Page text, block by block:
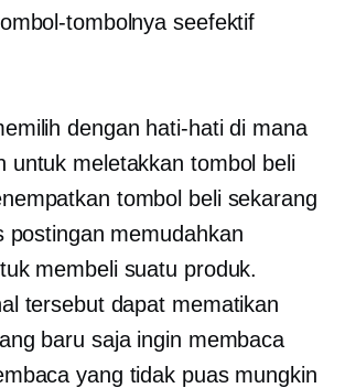
tombolnya seefektif
dengan hati-hati di mana
untuk meletakkan tombol beli
tombol beli sekarang
postingan memudahkan
membeli suatu produk.
tersebut dapat mematikan
baru saja ingin membaca
yang tidak puas mungkin